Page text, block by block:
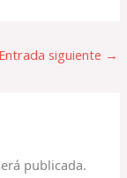
Entrada siguiente →
publicada.